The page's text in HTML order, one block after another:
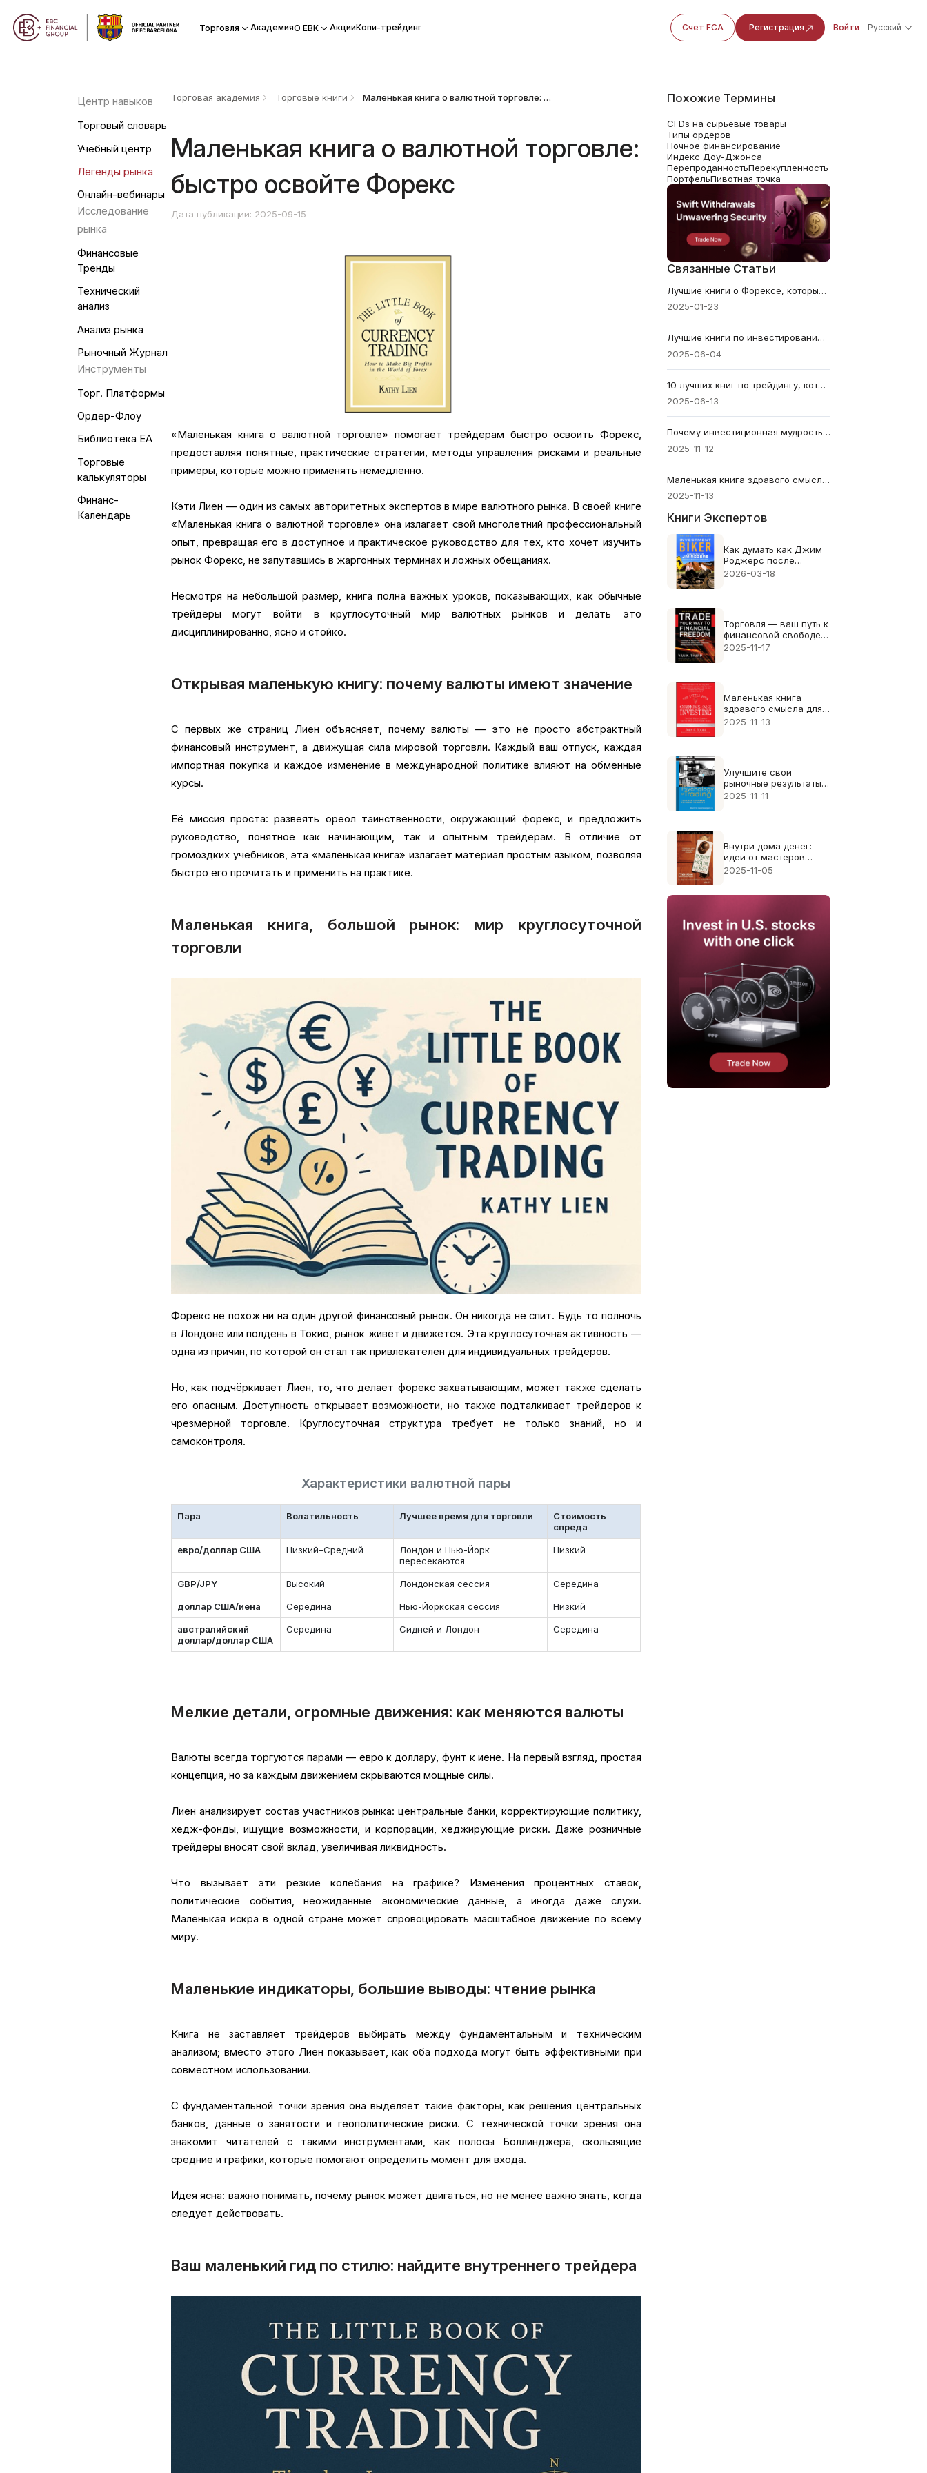
Торговля АкадемияО ЕВК АкцииКопи-трейдинг Счет FCA Регистрация Войти Русский
Центр навыков
Торговый словарь
Учебный центр
Легенды рынка
Онлайн-вебинары
Исследование
рынка
Финансовые
Тренды
Технический
анализ
Анализ рынка
Рыночный Журнал
Инструменты
Торг. Платформы
Ордер-Флоу
Библиотека EA
Торговые
калькуляторы
Финанс-
Календарь
Торговая академия Торговые книги Маленькая книга о валютной торговле: быстро освойте Форекс
Маленькая книга о валютной торговле:
быстро освойте Форекс
Дата публикации: 2025-09-15
«Маленькая книга о валютной торговле» помогает трейдерам быстро освоить Форекс,
предоставляя понятные, практические стратегии, методы управления рисками и реальные
примеры, которые можно применять немедленно.
Кэти Лиен — один из самых авторитетных экспертов в мире валютного рынка. В своей книге
«Маленькая книга о валютной торговле» она излагает свой многолетний профессиональный
опыт, превращая его в доступное и практическое руководство для тех, кто хочет изучить
рынок Форекс, не запутавшись в жаргонных терминах и ложных обещаниях.
Несмотря на небольшой размер, книга полна важных уроков, показывающих, как обычные
трейдеры могут войти в круглосуточный мир валютных рынков и делать это
дисциплинированно, ясно и стойко.
Открывая маленькую книгу: почему валюты имеют значение
С первых же страниц Лиен объясняет, почему валюты — это не просто абстрактный
финансовый инструмент, а движущая сила мировой торговли. Каждый ваш отпуск, каждая
импортная покупка и каждое изменение в международной политике влияют на обменные
курсы.
Её миссия проста: развеять ореол таинственности, окружающий форекс, и предложить
руководство, понятное как начинающим, так и опытным трейдерам. В отличие от
громоздких учебников, эта «маленькая книга» излагает материал простым языком, позволяя
быстро его прочитать и применить на практике.
Маленькая книга, большой рынок: мир круглосуточной
торговли
Форекс не похож ни на один другой финансовый рынок. Он никогда не спит. Будь то полночь
в Лондоне или полдень в Токио, рынок живёт и движется. Эта круглосуточная активность —
одна из причин, по которой он стал так привлекателен для индивидуальных трейдеров.
Но, как подчёркивает Лиен, то, что делает форекс захватывающим, может также сделать
его опасным. Доступность открывает возможности, но также подталкивает трейдеров к
чрезмерной торговле. Круглосуточная структура требует не только знаний, но и
самоконтроля.
Характеристики валютной пары
Пара Волатильность Лучшее время для торговли
Стоимость
спреда
евро/доллар США Низкий–Средний
Лондон и Нью-Йорк
пересекаются
Низкий
GBP/JPY Высокий Лондонская сессия Середина
доллар США/иена Середина Нью-Йоркская сессия Низкий
австралийский
доллар/доллар США
Середина Сидней и Лондон Середина
Мелкие детали, огромные движения: как меняются валюты
Валюты всегда торгуются парами — евро к доллару, фунт к иене. На первый взгляд, простая
концепция, но за каждым движением скрываются мощные силы.
Лиен анализирует состав участников рынка: центральные банки, корректирующие политику,
хедж-фонды, ищущие возможности, и корпорации, хеджирующие риски. Даже розничные
трейдеры вносят свой вклад, увеличивая ликвидность.
Что вызывает эти резкие колебания на графике? Изменения процентных ставок,
политические события, неожиданные экономические данные, а иногда даже слухи.
Маленькая искра в одной стране может спровоцировать масштабное движение по всему
миру.
Маленькие индикаторы, большие выводы: чтение рынка
Книга не заставляет трейдеров выбирать между фундаментальным и техническим
анализом; вместо этого Лиен показывает, как оба подхода могут быть эффективными при
совместном использовании.
С фундаментальной точки зрения она выделяет такие факторы, как решения центральных
банков, данные о занятости и геополитические риски. С технической точки зрения она
знакомит читателей с такими инструментами, как полосы Боллинджера, скользящие
средние и графики, которые помогают определить момент для входа.
Идея ясна: важно понимать, почему рынок может двигаться, но не менее важно знать, когда
следует действовать.
Ваш маленький гид по стилю: найдите внутреннего трейдера
Похожие Термины
CFDs на сырьевые товары
Типы ордеров
Ночное финансирование
Индекс Доу-Джонса
ПерепроданностьПерекупленность
ПортфельПивотная точка
Связанные Статьи
Лучшие книги о Форексе, которые помогут вам добиться успеха в торговле
2025-01-23
Лучшие книги по инвестированию для новичков и профессионалов
2025-06-04
10 лучших книг по трейдингу, которые должен прочитать каждый новичок в 2025 году
2025-06-13
Почему инвестиционная мудрость Джона К. Богла актуальна и сегодня
2025-11-12
Маленькая книга здравого смысла для современных инвесторов
2025-11-13
Книги Экспертов
Как думать как Джим
Роджерс после
прочтения книги
2026-03-18
Торговля — ваш путь к
финансовой свободе:
руководство Ван
2025-11-17
Маленькая книга
здравого смысла для
современных
2025-11-13
Улучшите свои
рыночные результаты с
помощью психологии
2025-11-11
Внутри дома денег:
идеи от мастеров
Дробни
2025-11-05